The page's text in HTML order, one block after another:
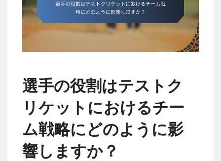
選手の役割はテストク
リケットにおけるチー
ム戦略にどのように影
響しますか？